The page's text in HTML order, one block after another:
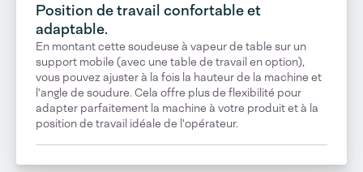
Position de travail confortable et
adaptable.
En montant cette soudeuse à vapeur de table sur un
support mobile (avec une table de travail en option),
vous pouvez ajuster à la fois la hauteur de la machine et
l'angle de soudure. Cela offre plus de flexibilité pour
adapter parfaitement la machine à votre produit et à la
position de travail idéale de l'opérateur.